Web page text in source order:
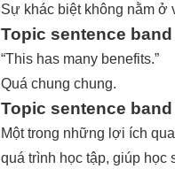
Sự khác biệt không nằm ở
Topic sentence band
“This has many benefits.”
Quá chung chung.
Topic sentence band
Một trong những lợi ích
quá trình học tập, giúp học